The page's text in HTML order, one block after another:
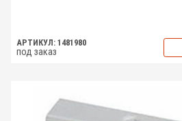
АРТИКУЛ: 1481980
под заказ